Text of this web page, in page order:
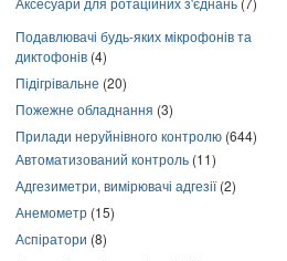
Подавлювачі будь-яких мікрофонів та
диктофонів (4)
Підігрівальне (20)
Пожежне обладнання (3)
Прилади неруйнівного контролю (644)
Автоматизований контроль (11)
Адгезиметри, вимірювачі адгезії(2)
Анемометр (15)
Аспіратори (8)